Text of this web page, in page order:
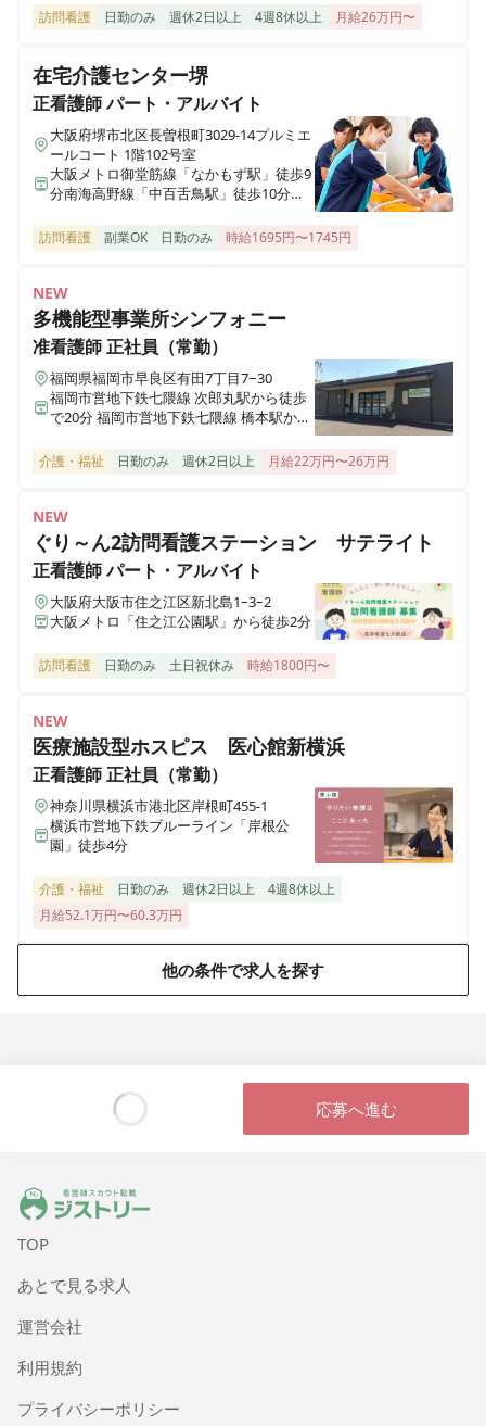
す🌻
准看護師 パート・アルバイト
≪非常勤≫【堺市西区 / 鳳駅】残業ほぼなし◎手当充実
◎ブランク・経験が少ない方も安心して働くことができ
る職場です🌻
訪問看護 日勤のみ 週休2日以上 4週8休以上 月給26万円〜
在宅介護センター堺
正看護師パート・アルバイト
大阪府堺市北区長曽根町3029-14プルミエ
ールコート 1階102号室
大阪メトロ御堂筋線「なかもず駅」徒歩9
分南海高野線「中百舌鳥駅」徒歩10分泉
訪問看護 副業OK 日勤のみ 時給1695円〜1745円
NEW
多機能型事業所シンフォニー
准看護師正社員（常勤）
福岡県福岡市早良区有田7丁目7−30
福岡市営地下鉄七隈線 次郎丸駅から徒歩
で20分 福岡市営地下鉄七隈線 橋本駅から
介護・福祉 日勤のみ 週休2日以上 月給22万円〜26万円
NEW
ぐり～ん2訪問看護ステーション サテライト
正看護師パート・アルバイト
大阪府大阪市住之江区新北島1ｰ3ｰ2
大阪メトロ「住之江公園駅」から徒歩2分
訪問看護 日勤のみ 土日祝休み 時給1800円〜
NEW
医療施設型ホスピス 医心館新横浜
正看護師正社員（常勤）
神奈川県横浜市港北区岸根町455-1
横浜市営地下鉄ブルーライン「岸根公
園」徒歩4分
介護・福祉 日勤のみ 週休2日以上
4週8休以上
月給52.1万円〜60.3万円
他の条件で求人を探す
応募へ進む
ジストリー 看護師の転職マッチング
TOP
あとで見る求人
運営会社
利用規約
プライバシーポリシー